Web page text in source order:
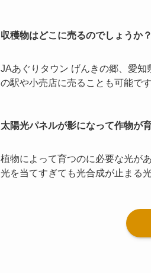
収穫物はどこに売るのでしょうか？
JAあぐりタウン げんきの郷、愛
の駅や小売店に売ることも可能です
太陽光パネルが影になって作物が
植物によって育つのに必要な光が
光を当てすぎても光合成が止まる